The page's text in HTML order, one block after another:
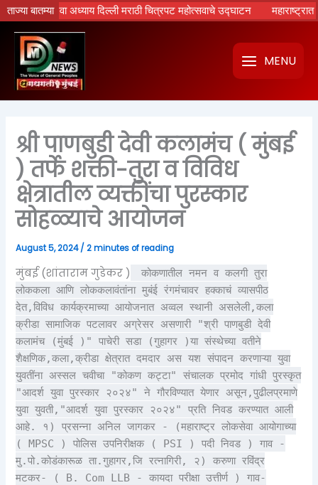
ताज्या बातम्या
नवा अध्याय दिल्ली मराठी चित्रपट महोत्सवाचे उद्घाटन महाराष्ट्रात
Skip
to
content
MENU
श्री पाणबुडी देवी कलामंच ( मुंबई
) तर्फे शक्ती-तुरा व विविध
क्षेत्रातील व्यक्तींचा पुरस्कार
सोहळ्याचे आयोजन
August 5, 2024/2 minutes of reading
मुंबई (शांताराम गुडेकर )
कोकणातील नमन व कलगी तुरा
लोककला आणि लोककलावंतांना मुबंई रंगमंचावर हक्काचं व्यासपीठ
देत,विविध कार्यक्रमाच्या आयोजनात अव्वल स्थानी असलेली,कला
क्रीडा सामाजिक पटलावर अग्रेसर असणारी "श्री पाणबुडी देवी
कलामंच (मुंबई )" पाचेरी सडा (गुहागर )या संस्थेच्या वतीने
शैक्षणिक,कला,क्रीडा क्षेत्रात दमदार अस यश संपादन करणाऱ्या युवा
युवतींना अस्सल चवीचा "कोकण कट्टा" संचालक प्रमोद गांधी पुरस्कृत
"आदर्श युवा पुरस्कार २०२४" ने गौरविण्यात येणार असून,पुढीलप्रमाणे
युवा युवती,"आदर्श युवा पुरस्कार २०२४" प्रति निवड करण्यात आली
आहे. १) प्रसन्ना अनिल जागकर - (महाराष्ट्र लोकसेवा आयोगाच्या
( MPSC ) पोलिस उपनिरीक्षक ( PSI ) पदी निवड ) गाव -
मु.पो.कोडंकारूळ ता.गुहागर,जि रत्नागिरी, २) करुणा रविंद्र
मटकर- ( B. Com LLB - कायदा परीक्षा उत्तीर्ण ) गाव-